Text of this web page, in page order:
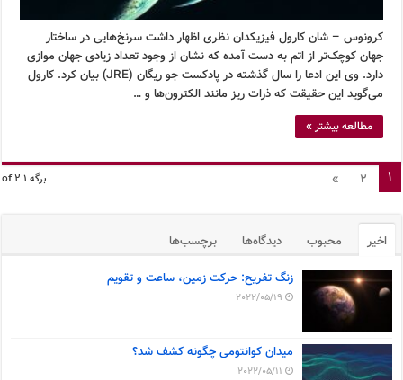
کرونوس – شان کارول فیزیکدان نظری اظهار داشت سرنخ‌هایی در ساختار
جهان کوچک‌تر از اتم به دست آمده که نشان از وجود تعداد زیادی جهان موازی
دارد. وی این ادعا را سال گذشته در پادکست جو ریگان (JRE) بیان کرد. کارول
می‌گوید این حقیقت که ذرات ریز مانند الکترون‌ها و …
مطالعه بیشتر »
برگه 1 of 2 1
2
»
اخیر محبوب دیدگاه‌ها برچسب‌ها
زنگ تفریح: حرکت زمین، ساعت و تقویم
2022/05/19
میدان کوانتومی چگونه کشف شد؟
2022/05/11